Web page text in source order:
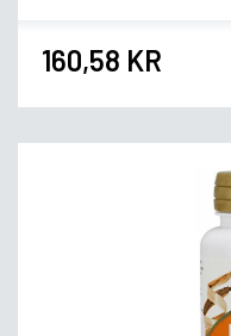
160,58 KR